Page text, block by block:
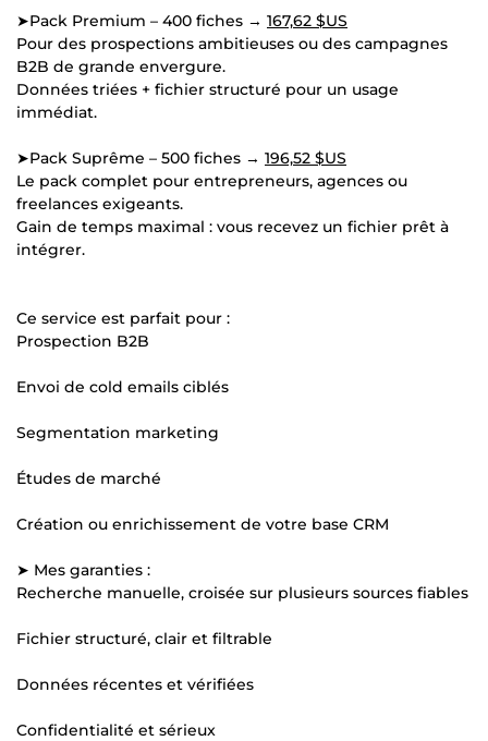
➤Pack Premium – 400 fiches → 167,62 $US
Pour des prospections ambitieuses ou des campagnes
B2B de grande envergure.
Données triées + fichier structuré pour un usage
immédiat.
➤Pack Suprême – 500 fiches → 196,52 $US
Le pack complet pour entrepreneurs, agences ou
freelances exigeants.
Gain de temps maximal : vous recevez un fichier prêt à
intégrer.
Ce service est parfait pour :
Prospection B2B
Envoi de cold emails ciblés
Segmentation marketing
Études de marché
Création ou enrichissement de votre base CRM
➤ Mes garanties :
Recherche manuelle, croisée sur plusieurs sources fiables
Fichier structuré, clair et filtrable
Données récentes et vérifiées
Confidentialité et sérieux